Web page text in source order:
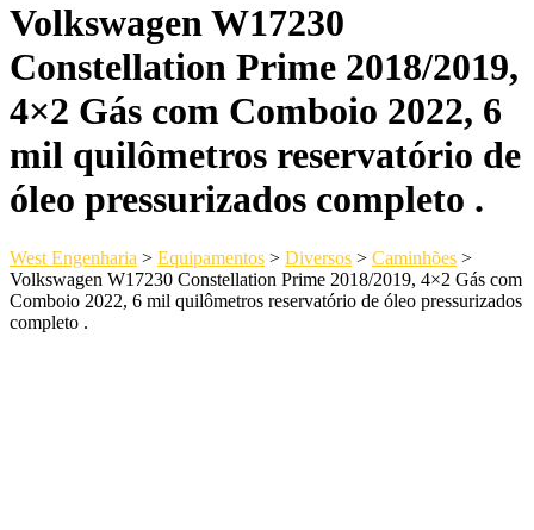
Volkswagen W17230
Constellation Prime 2018/2019,
4×2 Gás com Comboio 2022, 6
mil quilômetros reservatório de
óleo pressurizados completo .
West Engenharia > Equipamentos > Diversos > Caminhões >
Volkswagen W17230 Constellation Prime 2018/2019, 4×2 Gás com
Comboio 2022, 6 mil quilômetros reservatório de óleo pressurizados
completo .